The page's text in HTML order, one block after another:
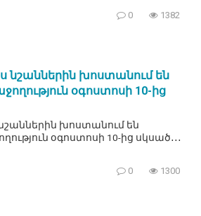
0 1382
նշաններին խոստանում են
օգոստոսի 10-ից
խոստանում են
օգոստոսի 10-ից սկսած․․․
0 1300